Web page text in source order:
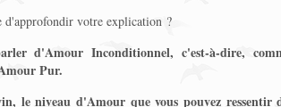
d'approfondir votre explication ?
d'Amour Inconditionnel, c'est-à-dire,
Pur.
le niveau d'Amour que vous pouvez ressentir